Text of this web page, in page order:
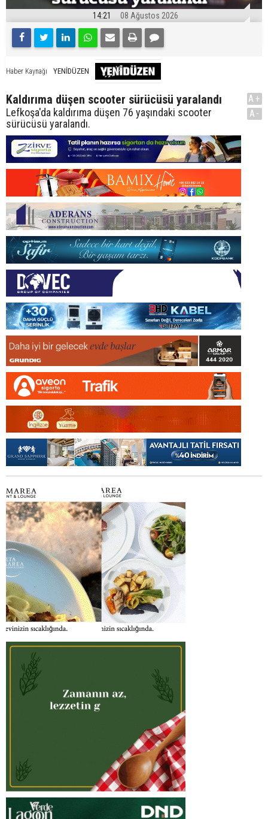
14:21 08 Ağustos 2026
Haber Kaynağı YENİDÜZEN
Kaldırıma düşen scooter sürücüsü yaralandı
Lefkoşa'da kaldırıma düşen 76 yaşındaki scooter
sürücüsü yaralandı.
A+
A-